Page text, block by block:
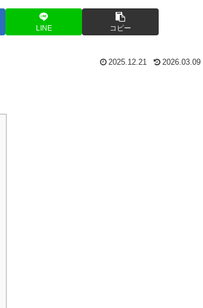
LINE コピー
2025.12.21 2026.03.09